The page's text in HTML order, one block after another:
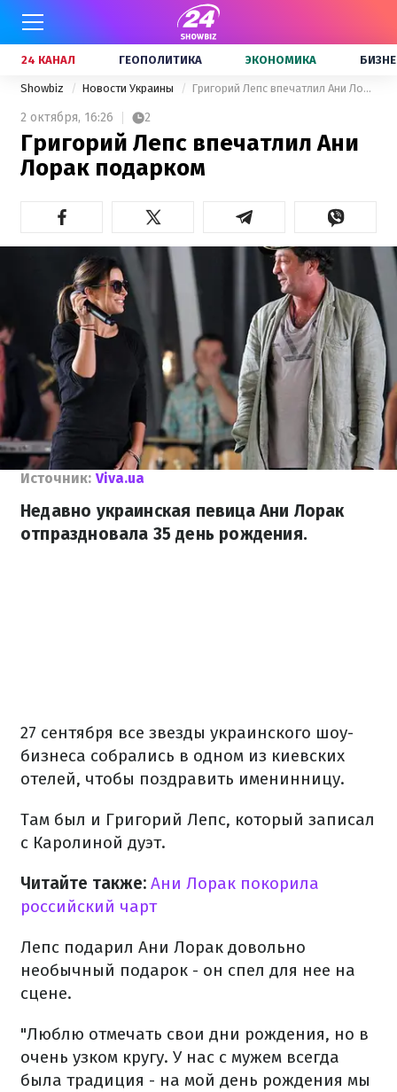
24 КАНАЛ ГЕОПОЛИТИКА ЭКОНОМИКА
Showbiz Новости Украины Григорий Лепс впечатлил Ани Лорак подарком
2 октября, 16:26 2
Григорий Лепс впечатлил Ани
Лорак подарком
Источник: Viva.ua
Недавно украинская певица Ани Лорак
отпраздновала 35 день рождения.
27 сентября все звезды украинского шоу-
бизнеса собрались в одном из киевских
отелей, чтобы поздравить именинницу.
Там был и Григорий Лепс, который записал
с Каролиной дуэт.
Читайте также: Ани Лорак покорила
российский чарт
Лепс подарил Ани Лорак довольно
необычный подарок - он спел для нее на
сцене.
"Люблю отмечать свои дни рождения, но в
очень узком кругу. У нас с мужем всегда
была традиция - на мой день рождения мы